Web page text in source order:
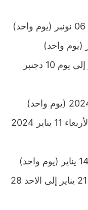
العطلة البينية الثانية: من يوم 3 دجنبر إلى يوم 10 دجنبر
عطلة ذكرى تقديم وثيقة الاستقلال: الأربعاء 11 يناير 2024
عطلة منتصف السنة الدراسية: الأحد 21 يناير إلى الاحد 28